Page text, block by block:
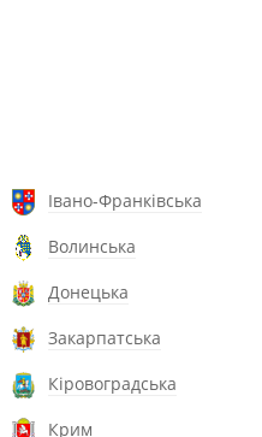
Івано-Франківська
Волинська
Донецька
Закарпатська
Кіровоградська
Крим